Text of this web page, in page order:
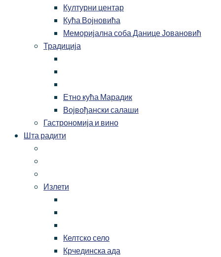
Културни центар
Кућа Војновића
Меморијална соба Данице Јовановић
Традиција
Етно кућа Марадик
Војвођански салаши
Гастрономија и вино
Шта радити
Излети
Келтско село
Крчединска ада